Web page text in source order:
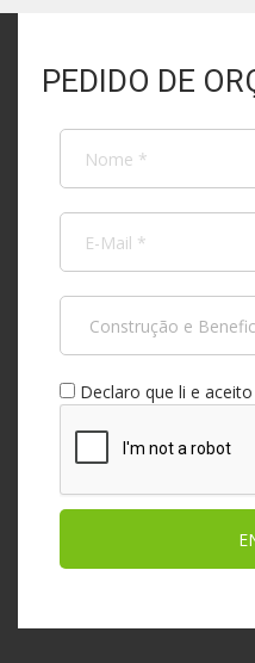
PEDIDO DE
Declaro que li e